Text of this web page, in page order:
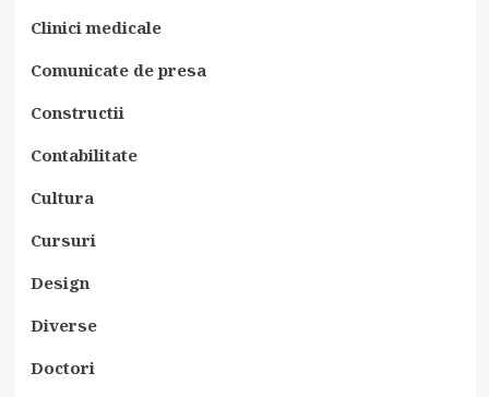
Clinici medicale
Comunicate de presa
Constructii
Contabilitate
Cultura
Cursuri
Design
Diverse
Doctori